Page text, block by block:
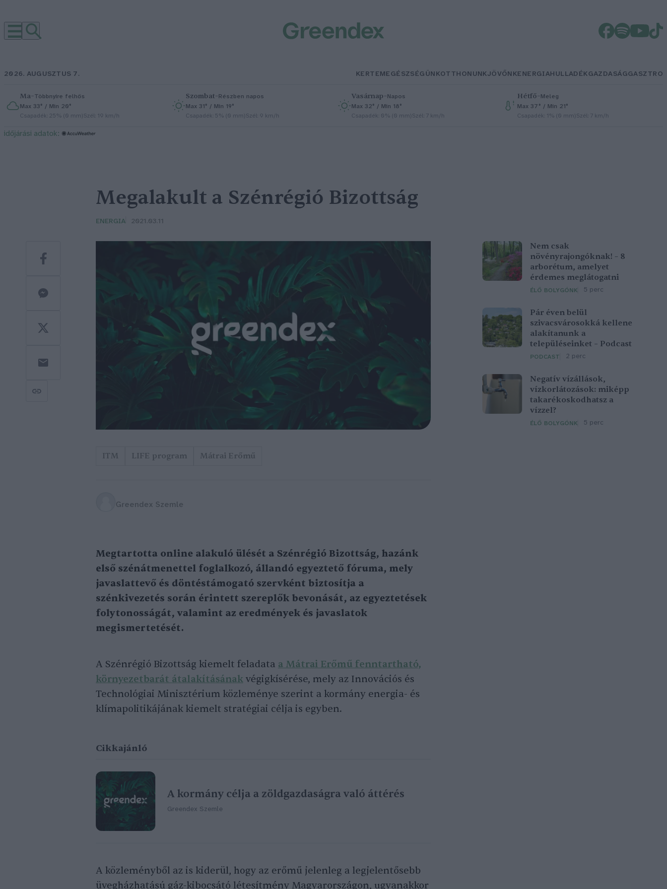
2026. AUGUSZTUS 7. KERTEMEGÉSZSÉGÜNKOTTHONUNKJÖVŐNKENERGIAHULLADÉKGAZDASÁGGASZTRO
Ma–Többnyire felhős
Max 33° / Min 20°
Csapadék: 25% (0 mm)Szél: 19 km/h
Szombat–Részben napos
Max 31° / Min 19°
Csapadék: 5% (0 mm)Szél: 9 km/h
Vasárnap–Napos
Max 32° / Min 18°
Csapadék: 0% (0 mm)Szél: 7 km/h
Hétfő–Meleg
Max 37° / Min 21°
Csapadék: 1% (0 mm)Szél: 7 km/h
időjárási adatok:
Nem csak
növényrajongóknak! – 8
arborétum, amelyet
érdemes meglátogatni
ÉLŐ BOLYGÓNK 5 perc
Pár éven belül
szivacsvárosokká kellene
alakítanunk a
településeinket – Podcast
PODCAST 2 perc
Negatív vízállások,
vízkorlátozások: miképp
takarékoskodhatsz a
vízzel?
ÉLŐ BOLYGÓNK 5 perc
Megalakult a Szénrégió Bizottság
ENERGIA 2021.03.11
ITM LIFE program Mátrai Erőmű
Greendex Szemle
Megtartotta online alakuló ülését a Szénrégió Bizottság, hazánk
első szénátmenettel foglalkozó, állandó egyeztető fóruma, mely
javaslattevő és döntéstámogató szervként biztosítja a
szénkivezetés során érintett szereplők bevonását, az egyeztetések
folytonosságát, valamint az eredmények és javaslatok
megismertetését.
A Szénrégió Bizottság kiemelt feladata a Mátrai Erőmű fenntartható,
környezetbarát átalakításának végigkísérése, mely az Innovációs és
Technológiai Minisztérium közleménye szerint a kormány energia- és
klímapolitikájának kiemelt stratégiai célja is egyben.
Cikkajánló
A kormány célja a zöldgazdaságra való áttérés
Greendex Szemle
A közleményből az is kiderül, hogy az erőmű jelenleg a legjelentősebb
üvegházhatású gáz-kibocsátó létesítmény Magyarországon, ugyanakkor